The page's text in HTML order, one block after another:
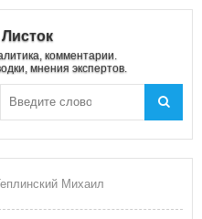
комментарии.
мнения экспертов.
Михаил